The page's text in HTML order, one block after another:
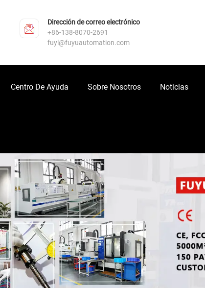
Dirección de correo electrónico
+86-138-8070-2691
fuyl@fuyuautomation.com
Centro De Ayuda Sobre Nosotros Noticias